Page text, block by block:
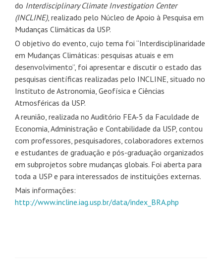
do Interdisciplinary Climate Investigation Center
(INCLINE), realizado pelo Núcleo de Apoio à Pesquisa em
Mudanças Climáticas da USP.
O objetivo do evento, cujo tema foi “Interdisciplinaridade
em Mudanças Climáticas: pesquisas atuais e em
desenvolvimento”, foi apresentar e discutir o estado das
pesquisas científicas realizadas pelo INCLINE, situado no
Instituto de Astronomia, Geofísica e Ciências
Atmosféricas da USP.
A reunião, realizada no Auditório FEA-5 da Faculdade de
Economia, Administração e Contabilidade da USP, contou
com professores, pesquisadores, colaboradores externos
e estudantes de graduação e pós-graduação organizados
em subprojetos sobre mudanças globais. Foi aberta para
toda a USP e para interessados de instituições externas.
Mais informações:
http://www.incline.iag.usp.br/data/index_BRA.php